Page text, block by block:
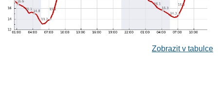
Zobrazit v tabulce